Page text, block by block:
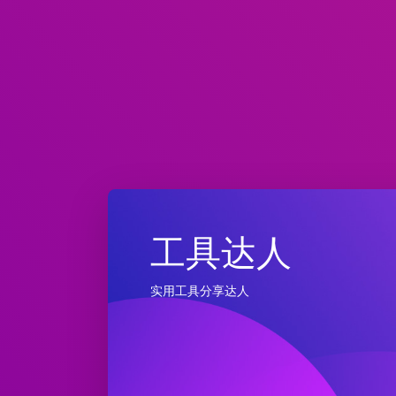
工具达人
实用工具分享达人